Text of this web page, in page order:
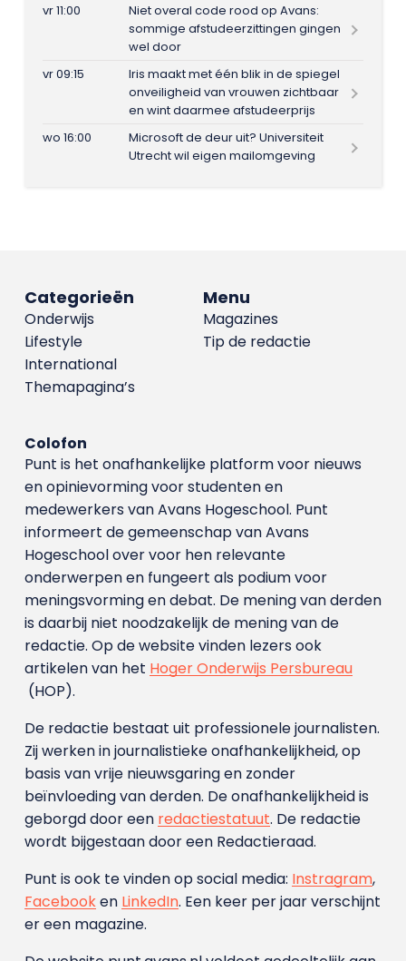
vr 11:00
Niet overal code rood op Avans:
sommige afstudeerzittingen gingen
wel door
vr 09:15
Iris maakt met één blik in de spiegel
onveiligheid van vrouwen zichtbaar
en wint daarmee afstudeerprijs
wo 16:00
Microsoft de deur uit? Universiteit
Utrecht wil eigen mailomgeving
Menu
Magazines
Tip de redactie
Categorieën
Onderwijs
Lifestyle
International
Themapagina’s
Colofon
Punt is het onafhankelijke platform voor nieuws
en opinievorming voor studenten en
medewerkers van Avans Hoge­school. Punt
informeert de gemeenschap van Avans
Hogeschool over voor hen relevante
onderwerpen en fungeert als podium voor
meningsvorming en debat. De mening van derden
is daarbij niet noodzakelijk de mening van de
redactie. Op de website vinden lezers ook
artikelen van het Hoger Onderwijs Persbureau
(HOP).
De redactie bestaat uit professionele journalisten.
Zij werken in journalistieke onafhankelijkheid, op
basis van vrije nieuwsgaring en zonder
beïnvloeding van derden. De onafhankelijkheid is
geborgd door een redactiestatuut. De redactie
wordt bijgestaan door een Redactieraad.
Punt is ook te vinden op social media: Instragram,
Facebooken LinkedIn. Een keer per jaar verschijnt
er een magazine.